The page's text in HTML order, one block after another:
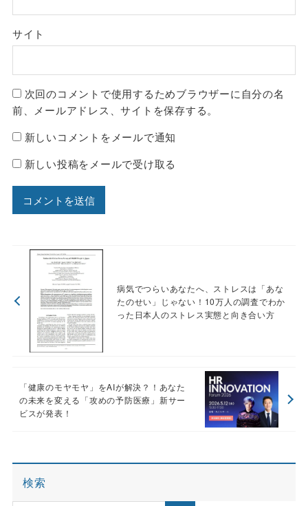
サイト
次回のコメントで使用するためブラウザーに自分の名
前、メールアドレス、サイトを保存する。
新しいコメントをメールで通知
新しい投稿をメールで受け取る
病気でつらいあなたへ、ストレスは「あな
たのせい」じゃない！10万人の調査でわか
った日本人のストレス実態と向き合い方
「健康のモヤモヤ」をAIが解決？！あなた
の未来を変える「攻めの予防医療」新サー
ビスが発表！
検索